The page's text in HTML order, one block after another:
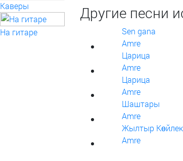
Другие песни
Sen gana
Amre
Царица
Amre
Царица
Amre
Шаштары
Amre
Жылтыр Көйлек
Amre
Каверы
На гитаре